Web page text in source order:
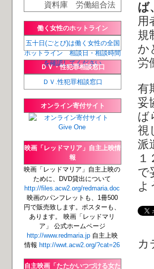
ば
用
規
か
労
有
妥
ば
視
派
で
よ
カ
資料庫 労働組合法
働く女性のホットライン
五十日(ごとび)は働く女性の全国
ホットライン 相談日・相談時間
を確認してください
ＤＶ・性犯罪相談窓口
ＤＶ.性犯罪相談窓口
オンライン寄付サイト
映画「レッドマリア」自主上映情
報
映画「レッドマリア」自主上映の
ために、DVD貸出について
http://files.acw2.org/redmaria.doc
映画のパンフレットも、1冊500
円で販売致します。ポスターも、
あります。 映画「レッドマリ
ア」 公式ホームページ
http://www.redmaria.jp自主上映
情報 http://wwt.acw2.org/?cat=26
自主映画「たたかいつづける女た